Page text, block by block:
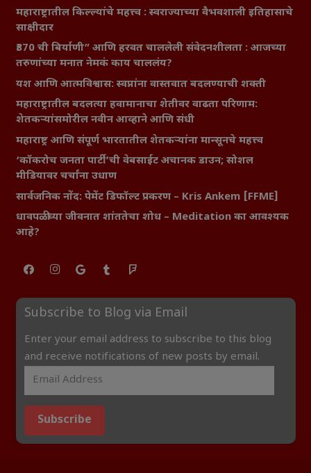
महाराष्ट्रातील किल्ल्यांचे महत्त्व : स्वराज्याच्या वैभवशाली इतिहासाचे
साक्षीदार
₹370 ची बिर्याणी” आणि हरवत चाललेली संवेदनशीलता : आजच्या
तरुणांच्या मनात नेमकं काय चाललंय?
यश आणि आत्मविश्वास: स्वप्नांना वास्तवात बदलण्याची शक्ती
महाराष्ट्रातील बदलत्या हवामानाचा शेतीवर वाढता परिणाम:
शेतकऱ्यांसमोरील नवीन आव्हाने आणि संधी
महाराष्ट्र आणि संपूर्ण भारतातील शेतकऱ्यांना मान्सूनचे महत्त्व
‘कॉकरोच जनता पार्टी’ची वेबसाईट अचानक डाउन; सोशल
मीडियावर चर्चांना उधाण
सार्वजनिक नोंद: पेमेंट डिफॉल्ट प्रकरण – Kris Ankem [FFME]
धावपळीच्या जीवनात शांततेचा शोध – Meditation का आवश्यक
आहे?
Subscribe to Blog via Email
Enter your email address to subscribe to this blog
and receive notifications of new posts by email.
Subscribe